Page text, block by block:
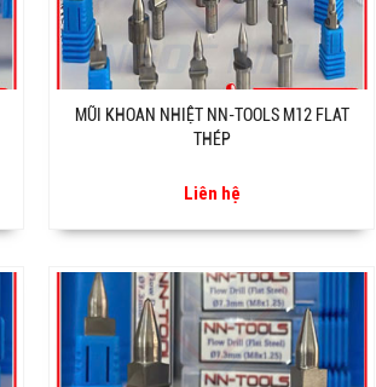
MŨI KHOAN NHIỆT NN-TOOLS M12 FLAT
THÉP
Liên hệ